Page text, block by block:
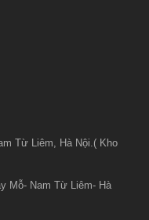
Từ Liêm, Hà Nội.( Kho
Mỗ- Nam Từ Liêm- Hà